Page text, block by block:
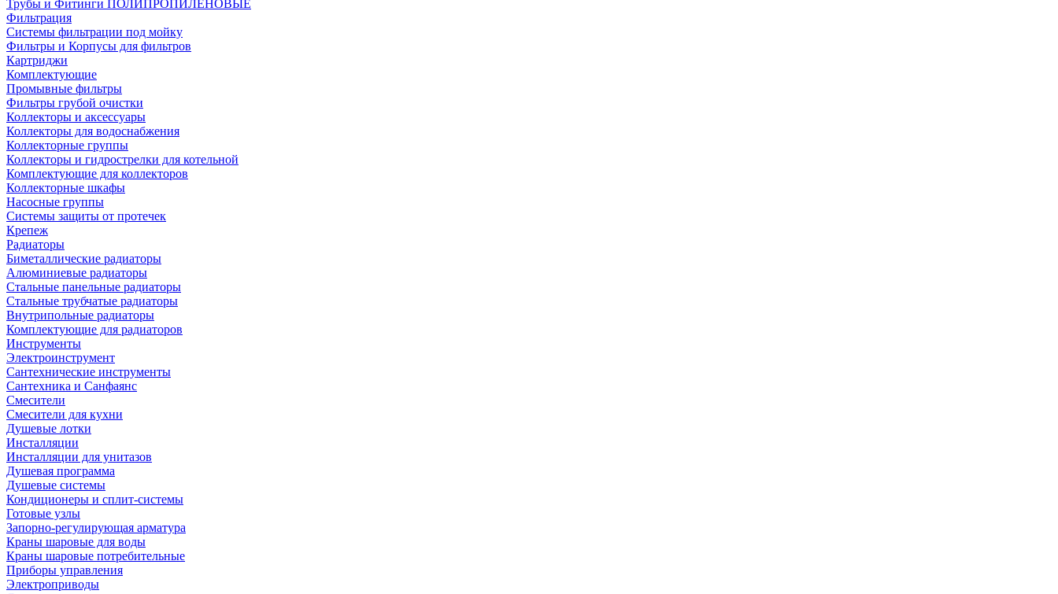
Трубы и Фитинги ПОЛИПРОПИЛЕНОВЫЕ
Фильтрация
Системы фильтрации под мойку
Фильтры и Корпусы для фильтров
Картриджи
Комплектующие
Промывные фильтры
Фильтры грубой очистки
Коллекторы и аксессуары
Коллекторы для водоснабжения
Коллекторные группы
Коллекторы и гидрострелки для котельной
Комплектующие для коллекторов
Коллекторные шкафы
Насосные группы
Системы защиты от протечек
Крепеж
Радиаторы
Биметаллические радиаторы
Алюминиевые радиаторы
Стальные панельные радиаторы
Стальные трубчатые радиаторы
Внутрипольные радиаторы
Комплектующие для радиаторов
Инструменты
Электроинструмент
Сантехнические инструменты
Сантехника и Санфаянс
Смесители
Смесители для кухни
Душевые лотки
Инсталляции
Инсталляции для унитазов
Душевая программа
Душевые системы
Кондиционеры и сплит-системы
Готовые узлы
Запорно-регулирующая арматура
Краны шаровые для воды
Краны шаровые потребительные
Приборы управления
Электроприводы